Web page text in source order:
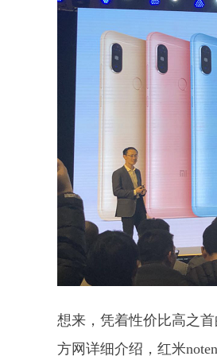
想来，凭着性价比高之
方网详细介绍，红米